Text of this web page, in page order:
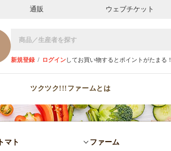
通販 ウェブチケット
新規登録 / ログインしてお買い物するとポイントがたまる！
ツクツク!!!ファームとは
トマト ファーム